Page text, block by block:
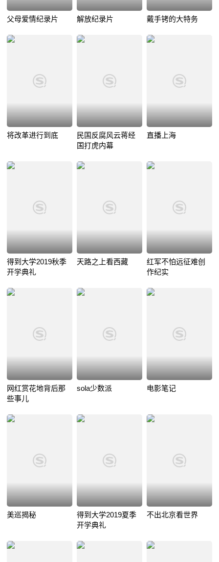
父母爱情纪录片 解放纪录片 戴手铐的大特务
将改革进行到底
民国反腐风云蒋经
国打虎内幕
直播上海
得到大学2019秋季
开学典礼
天路之上看西藏
红军不怕远征难创
作纪实
网红赏花地背后那
些事儿
sola少数派 电影笔记
美巡揭秘
得到大学2019夏季
开学典礼
不出北京看世界